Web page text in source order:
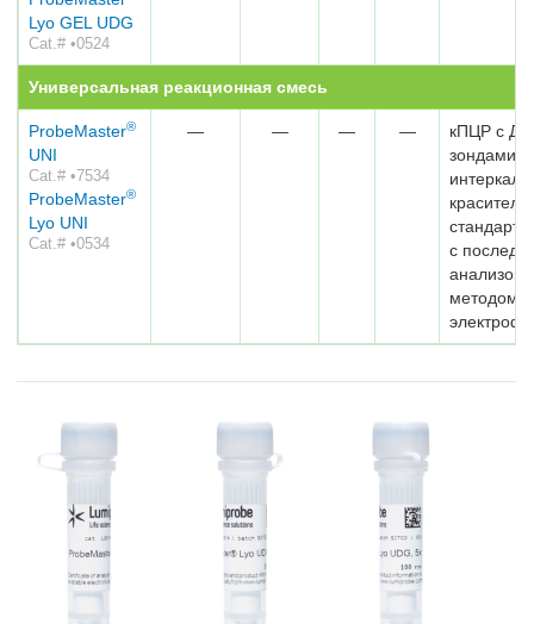
Lyo GEL UDG
Cat.# •0524
Универсальная реакционная смесь
ProbeMaster®
UNI
Cat.# •7534
ProbeMaster®
Lyo UNI
Cat.# •0534
— — — —
кПЦР с
зондами/
с
анализом
методом